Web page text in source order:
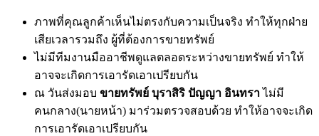
ภาพที่คุณลูกค้าเห็นไม่ตรงกับความเป็นจริง ทำให้ทุกฝ่าย
เสียเวลารวมถึง ผู้ที่ต้องการขายทรัพย์
ไม่มีทีมงานมืออาชีพดูแลตลอดระหว่างขายทรัพย์ ทำให้
อาจจะเกิดการเอารัดเอาเปรียบกัน
ณ วันส่งมอบ ขายทรัพย์ บุราสิริ ปัญญา อินทราไม่มี
คนกลาง(นายหน้า) มาร่วมตรวจสอบด้วย ทำให้อาจจะเกิด
การเอารัดเอาเปรียบกัน